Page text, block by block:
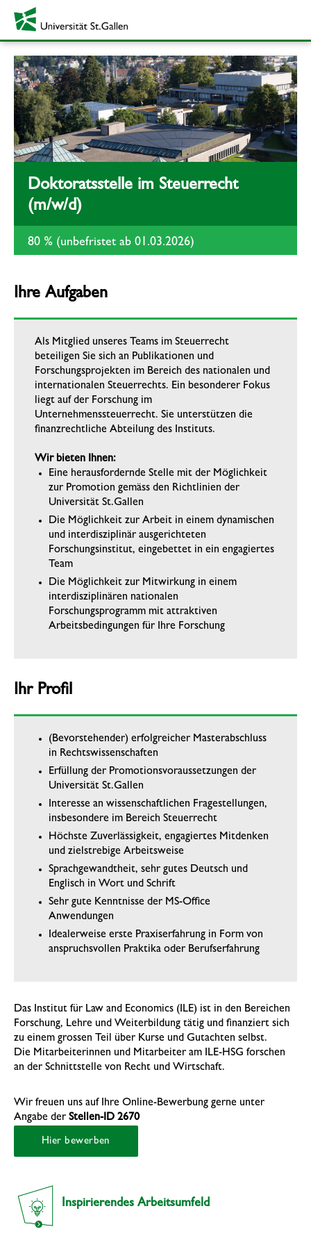
Doktoratsstelle im Steuerrecht
(m/w/d)
80 % (unbefristet ab 01.03.2026)
Ihre Aufgaben
Als Mitglied unseres Teams im Steuerrecht
beteiligen Sie sich an Publikationen und
Forschungsprojekten im Bereich des nationalen und
internationalen Steuerrechts. Ein besonderer Fokus
liegt auf der Forschung im
Unternehmenssteuerrecht. Sie unterstützen die
finanzrechtliche Abteilung des Instituts.
Wir bieten Ihnen:
Eine herausfordernde Stelle mit der Möglichkeit
zur Promotion gemäss den Richtlinien der
Universität St.Gallen
Die Möglichkeit zur Arbeit in einem dynamischen
und interdisziplinär ausgerichteten
Forschungsinstitut, eingebettet in ein engagiertes
Team
Die Möglichkeit zur Mitwirkung in einem
interdisziplinären nationalen
Forschungsprogramm mit attraktiven
Arbeitsbedingungen für Ihre Forschung
Ihr Profil
(Bevorstehender) erfolgreicher Masterabschluss
in Rechtswissenschaften
Erfüllung der Promotionsvoraussetzungen der
Universität St.Gallen
Interesse an wissenschaftlichen Fragestellungen,
insbesondere im Bereich Steuerrecht
Höchste Zuverlässigkeit, engagiertes Mitdenken
und zielstrebige Arbeitsweise
Sprachgewandtheit, sehr gutes Deutsch und
Englisch in Wort und Schrift
Sehr gute Kenntnisse der MS-Office
Anwendungen
Idealerweise erste Praxiserfahrung in Form von
anspruchsvollen Praktika oder Berufserfahrung
Das Institut für Law and Economics (ILE) ist in den Bereichen
Forschung, Lehre und Weiterbildung tätig und finanziert sich
zu einem grossen Teil über Kurse und Gutachten selbst.
Die Mitarbeiterinnen und Mitarbeiter am ILE-HSG forschen
an der Schnittstelle von Recht und Wirtschaft.
Wir freuen uns auf Ihre Online-Bewerbung gerne unter
Angabe der Stellen-ID 2670
Hier bewerben
Inspirierendes Arbeitsumfeld